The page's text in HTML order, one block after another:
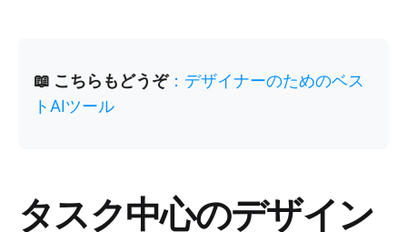
📖 こちらもどうぞ：デザイナーのためのベス
トAIツール
タスク中心のデザイン